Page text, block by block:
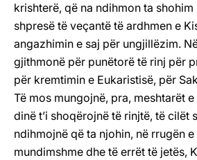
krishterë, që na ndihmon ta
shpresë të veçantë të ardhmen e
angazhimin e saj për ungjillëzim.
gjithmonë për punëtorë të rinj për
për kremtimin e Eukaristisë, për
Të mos mungojnë, pra, meshtarët
dinë t’i shoqërojnë të rinjtë, të cilët
ndihmojnë që ta njohin, në rrugën
mundimshme dhe të errët të jetës,